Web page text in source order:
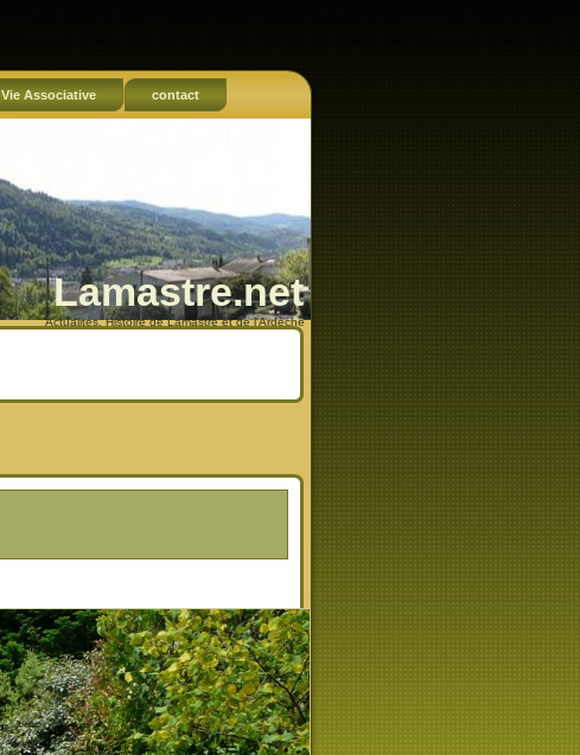
Vie Associative contact
Lamastre.net
Actualités, Histoire de Lamastre et de l'Ardèche